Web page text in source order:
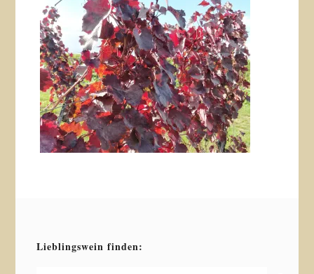
Lieblingswein finden: